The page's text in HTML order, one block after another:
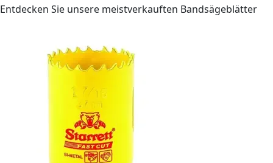
Entdecken Sie unsere meistverkauften Bandsägeblätter